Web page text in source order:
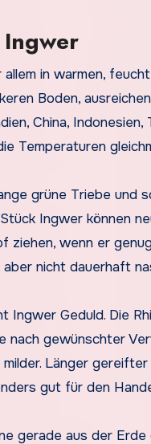
in warmen,
Boden,
China,
Temperaturen
grüne Triebe und
Ingwer können
ziehen, wenn er
nicht dauerhaft
Ingwer Geduld. Die
nach gewünschter
Länger
gut für den